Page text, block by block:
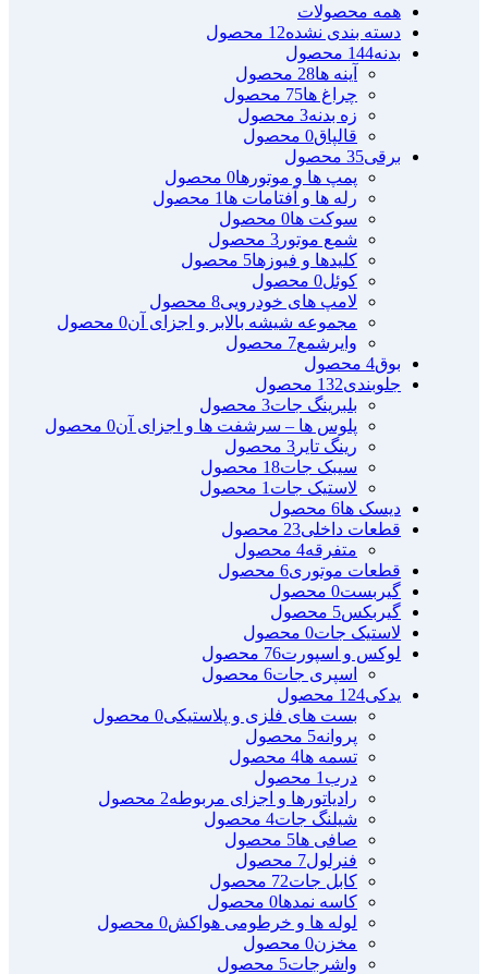
همه محصولات
دسته بندی نشده12 محصول
بدنه144 محصول
آینه ها28 محصول
چراغ ها75 محصول
زه بدنه3 محصول
قالپاق0 محصول
برقی35 محصول
پمپ ها و موتورها0 محصول
رله ها و آفتامات ها 1 محصول
سوکت ها0 محصول
شمع موتور 3 محصول
کلیدها و فیوزها5 محصول
کوئل0 محصول
لامپ های خودرویی8 محصول
مجموعه شیشه بالابر و اجزای آن0 محصول
وایرشمع7 محصول
بوق4 محصول
جلوبندی132 محصول
بلبرینگ جات3 محصول
پلوس ها – سرشفت ها و اجزای آن0 محصول
رینگ تایر 3 محصول
سیبک جات18 محصول
لاستیک جات 1 محصول
دیسک ها6 محصول
قطعات داخلی23 محصول
متفرقه4 محصول
قطعات موتوری6 محصول
گیربست0 محصول
گیربکس5 محصول
لاستیک جات0 محصول
لوکس و اسپورت76 محصول
اسپری جات6 محصول
یدکی124 محصول
بست های فلزی و پلاستیکی0 محصول
پروانه5 محصول
تسمه ها4 محصول
درب 1 محصول
رادیاتورها و اجزای مربوطه2 محصول
شیلنگ جات4 محصول
صافی ها5 محصول
فنرلول7 محصول
کابل جات72 محصول
کاسه نمدها0 محصول
لوله ها و خرطومی هواکش0 محصول
مخزن0 محصول
واشرجات5 محصول